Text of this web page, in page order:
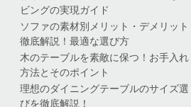
ビングの実現ガイド
ソファの素材別メリット・デメリット
徹底解説！最適な選び方
木のテーブルを素敵に保つ！お手入れ
方法とそのポイント
理想のダイニングテーブルのサイズ選
びを徹底解説！